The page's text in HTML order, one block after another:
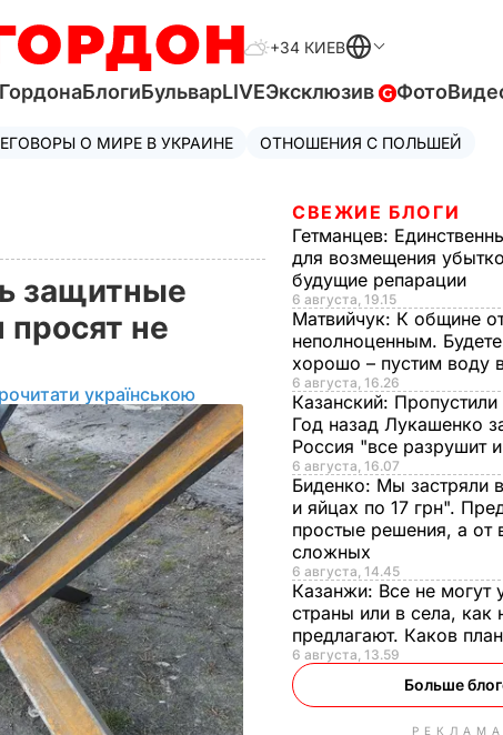
+34 КИЕВ
БлогиБульварLIVEЭксклюзив Фото
О МИРЕ В УКРАИНЕ ОТНОШЕНИЯ С ПОЛЬШЕЙ
защитные
не
українською
СВЕЖИЕ БЛОГИ
Гетманцев:
для возмещения
будущие репарации
6 августа, 19.15
Матвийчук: К общине
неполноценным.
хорошо – пустим воду
6 августа, 16.26
Казанский: Пропустили
Год назад Лукашенко
Россия "все разрушит и
6 августа, 16.07
Биденко: Мы застряли
и яйцах по 17 грн".
простые решения, а от
сложных
6 августа, 14.45
Казанжи: Все не могут
страны или в села, как
предлагают. Каков
6 августа, 13.59
Больше
РЕКЛАМА